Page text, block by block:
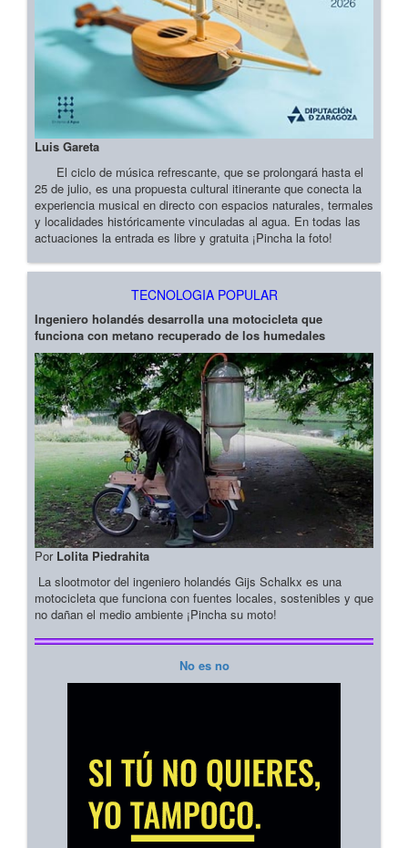
Luis Gareta
El ciclo de música refrescante, que se prolongará hasta el
25 de julio, es una propuesta cultural itinerante que conecta la
experiencia musical en directo con espacios naturales, termales
y localidades históricamente vinculadas al agua. En todas las
actuaciones la entrada es libre y gratuita ¡Pincha la foto!
TECNOLOGIA POPULAR
Ingeniero holandés desarrolla una motocicleta que
funciona con metano recuperado de los humedales
Por Lolita Piedrahita
La slootmotor del ingeniero holandés Gijs Schalkx es una
motocicleta que funciona con fuentes locales, sostenibles y que
no dañan el medio ambiente ¡Pincha su moto!
No es no